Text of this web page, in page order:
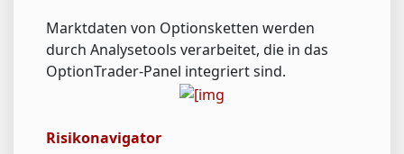
Marktdaten von Optionsketten werden
durch Analysetools verarbeitet, die in das
OptionTrader-Panel integriert sind.
Risikonavigator